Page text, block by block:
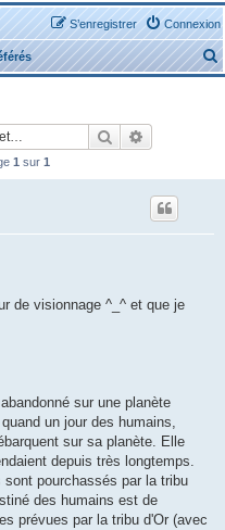
Connexion
S’enregistrer
e
Rechercher
1 sur 1
de visionnage ^_^ et que je
sur une planète
un jour des humains,
sur sa planète. Elle
depuis très longtemps.
pourchassés par la tribu
des humains est de
prévues par la tribu d'Or (avec